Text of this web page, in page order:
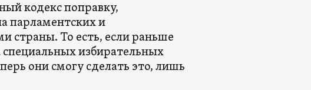
кодекс поправку,
парламентских и
страны. То есть, если раньше
избирательных
они смогу сделать это, лишь